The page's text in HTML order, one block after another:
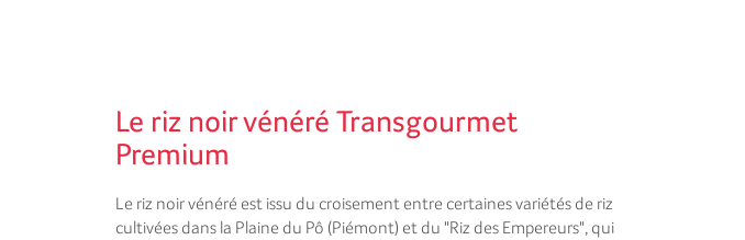
Le riz noir vénéré Transgourmet
Premium
Le riz noir vénéré est issu du croisement entre certaines variétés de riz
cultivées dans la Plaine du Pô (Piémont) et du "Riz des Empereurs", qui